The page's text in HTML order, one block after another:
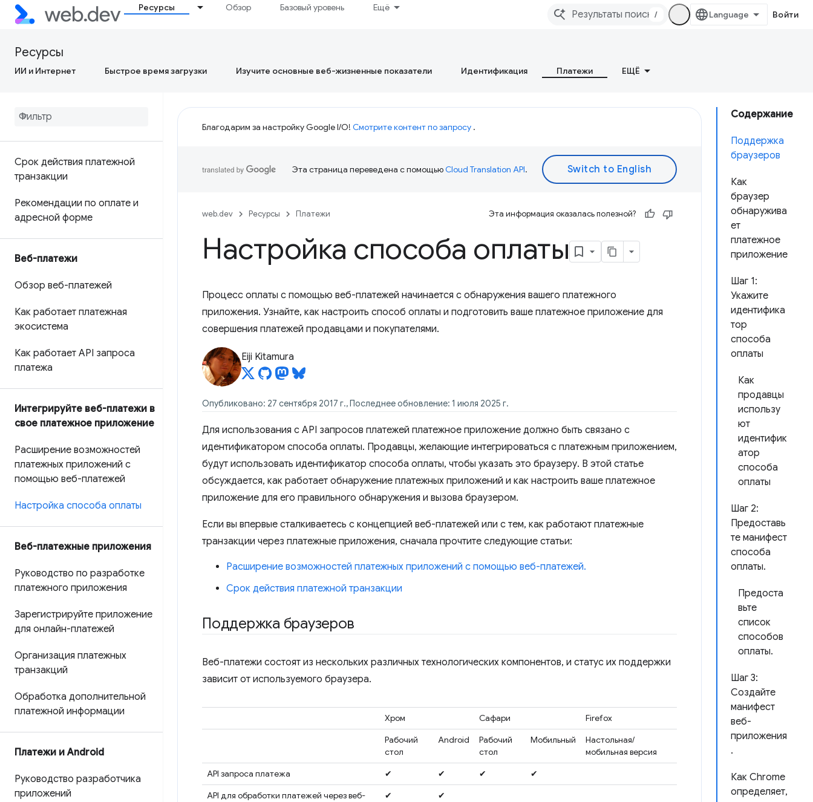
Ресурсы Обзор Базовый уровень Ещё
/ Войти
Ресурсы
ИИ и Интернет Быстрое время загрузки Изучите основные веб-жизненные показатели Идентификация Платежи ЕЩЁ
Срок действия платежной
транзакции
Рекомендации по оплате и
адресной форме
Веб-платежи
Обзор веб-платежей
Как работает платежная
экосистема
Как работает API запроса
платежа
Интегрируйте веб-платежи в
свое платежное приложение
Расширение возможностей
платежных приложений с
помощью веб-платежей
Настройка способа оплаты
Веб-платежные приложения
Руководство по разработке
платежного приложения
Зарегистрируйте приложение
для онлайн-платежей
Организация платежных
транзакций
Обработка дополнительной
платежной информации
Платежи и Android
Руководство разработчика
приложений
Содержание
Поддержка
браузеров
Как
браузер
обнаружива
ет
платежное
приложение
Шаг 1:
Укажите
идентифика
тор
способа
оплаты
Как
продавцы
использу
ют
идентифик
атор
способа
оплаты
Шаг 2:
Предоставь
те манифест
способа
оплаты.
Предоста
вьте
список
способов
оплаты.
Шаг 3:
Создайте
манифест
веб-
приложения
.
Как Chrome
определяет,
Благодарим за настройку Google I/O! Смотрите контент по запросу .
Эта страница переведена с помощьюCloud Translation API.
web.dev Ресурсы Платежи Эта информация оказалась полезной?
Настройка способа оплаты
Процесс оплаты с помощью веб-платежей начинается с обнаружения вашего платежного
приложения. Узнайте, как настроить способ оплаты и подготовить ваше платежное приложение для
совершения платежей продавцами и покупателями.
Eiji Kitamura
Опубликовано: 27 сентября 2017 г., Последнее обновление: 1 июля 2025 г.
Для использования с API запросов платежей платежное приложение должно быть связано с
идентификатором способа оплаты. Продавцы, желающие интегрироваться с платежным приложением,
будут использовать идентификатор способа оплаты, чтобы указать это браузеру. В этой статье
обсуждается, как работает обнаружение платежных приложений и как настроить ваше платежное
приложение для его правильного обнаружения и вызова браузером.
Если вы впервые сталкиваетесь с концепцией веб-платежей или с тем, как работают платежные
транзакции через платежные приложения, сначала прочтите следующие статьи:
Расширение возможностей платежных приложений с помощью веб-платежей.
Срок действия платежной транзакции
Поддержка браузеров
Веб-платежи состоят из нескольких различных технологических компонентов, и статус их поддержки
зависит от используемого браузера.
Хром Сафари
Firefox
Рабочий
стол
Android
Рабочий
стол
Мобильный
Настольная/
мобильная версия
API запроса платежа
✔ ✔ ✔
✔
API для обработки платежей через веб-
✔ ✔